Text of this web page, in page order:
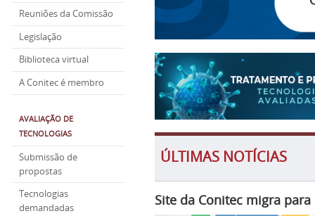
Reuniões da Comissão
Legislação
Biblioteca virtual
A Conitec é membro
AVALIAÇÃO DE
TECNOLOGIAS
Submissão de
propostas
Tecnologias
demandadas
ÚLTIMAS NOTÍCIAS
Site da Conitec migra